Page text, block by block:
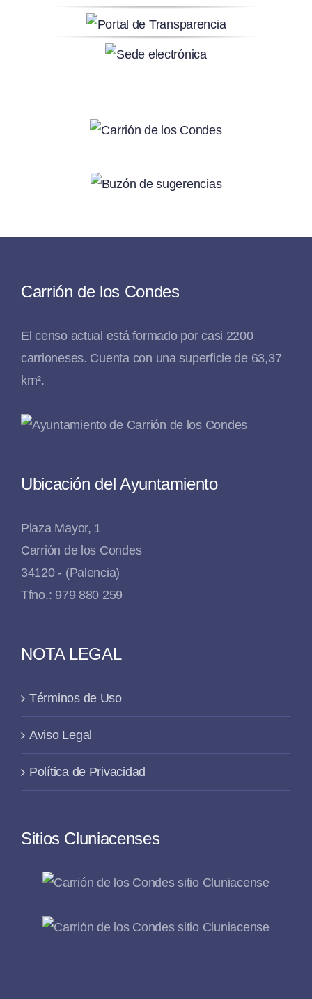
Carrión de los Condes
El censo actual está formado por casi 2200
carrioneses. Cuenta con una superficie de 63,37
km².
Ubicación del Ayuntamiento
Plaza Mayor, 1
Carrión de los Condes
34120 - (Palencia)
Tfno.: 979 880 259
NOTA LEGAL
Términos de Uso
Aviso Legal
Política de Privacidad
Sitios Cluniacenses